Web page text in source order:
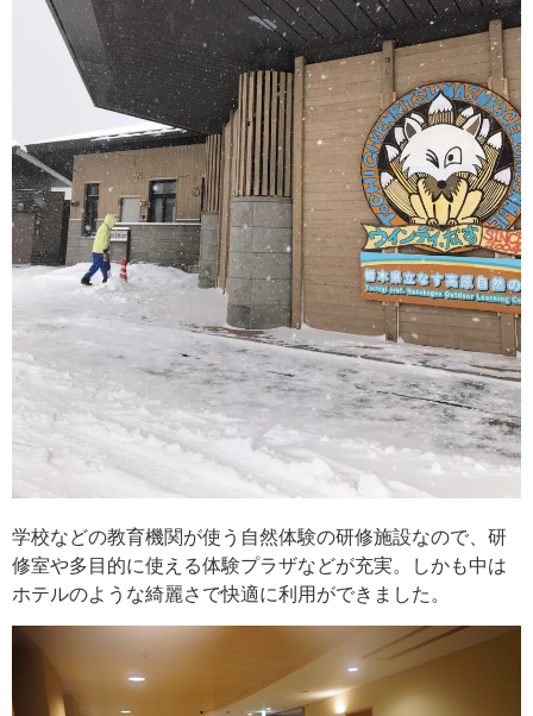
学校などの教育機関が使う自然体験の研修施設なので、研
修室や多目的に使える体験プラザなどが充実。しかも中は
ホテルのような綺麗さで快適に利用ができました。